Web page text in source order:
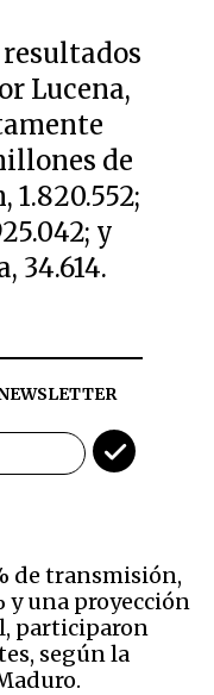
resultados
Lucena,
de
1.820.552;
y
34.614.
de transmisión,
y una proyección
participaron
según la